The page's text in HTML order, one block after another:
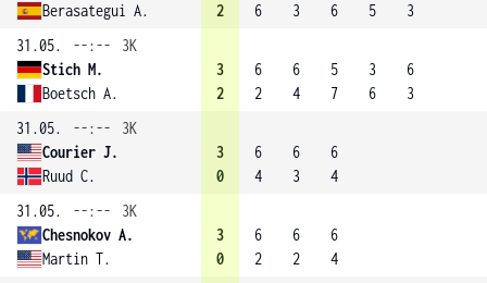
Berasategui A.
2
6
3
6
5
3
31.05.
--:--
3K
Stich M.
Boetsch A.
3
2
6
2
6
4
5
7
3
6
6
3
31.05.
--:--
3K
Courier J.
Ruud C.
3
0
6
4
6
3
6
4
31.05.
--:--
3K
Chesnokov A.
Martin T.
3
0
6
2
6
2
6
4